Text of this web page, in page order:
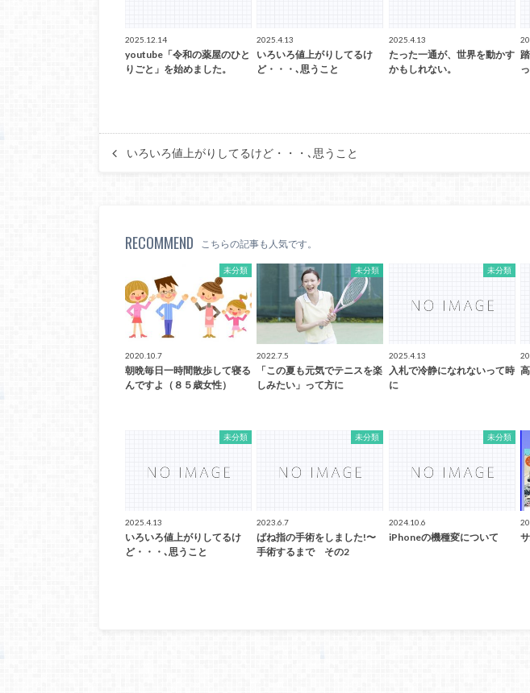
2025.12.14
youtube「令和の薬屋のひと
りごと」を始めました。
2025.4.13
いろいろ値上がりしてるけ
ど・・・､思うこと
2025.4.13
たった一通が、世界を動かす
かもしれない。
いろいろ値上がりしてるけど・・・､思うこと
RECOMMEND こちらの記事も人気です。
未分類
2020.10.7
朝晩毎日一時間散歩して寝る
んですよ（８５歳女性）
未分類
2022.7.5
「この夏も元気でテニスを楽
しみたい」って方に
未分類
2025.4.13
入札で冷静になれないって時
に
未分類
2025.4.13
いろいろ値上がりしてるけ
ど・・・､思うこと
未分類
2023.6.7
ばね指の手術をしました!〜
手術するまで その2
未分類
2024.10.6
iPhoneの機種変について